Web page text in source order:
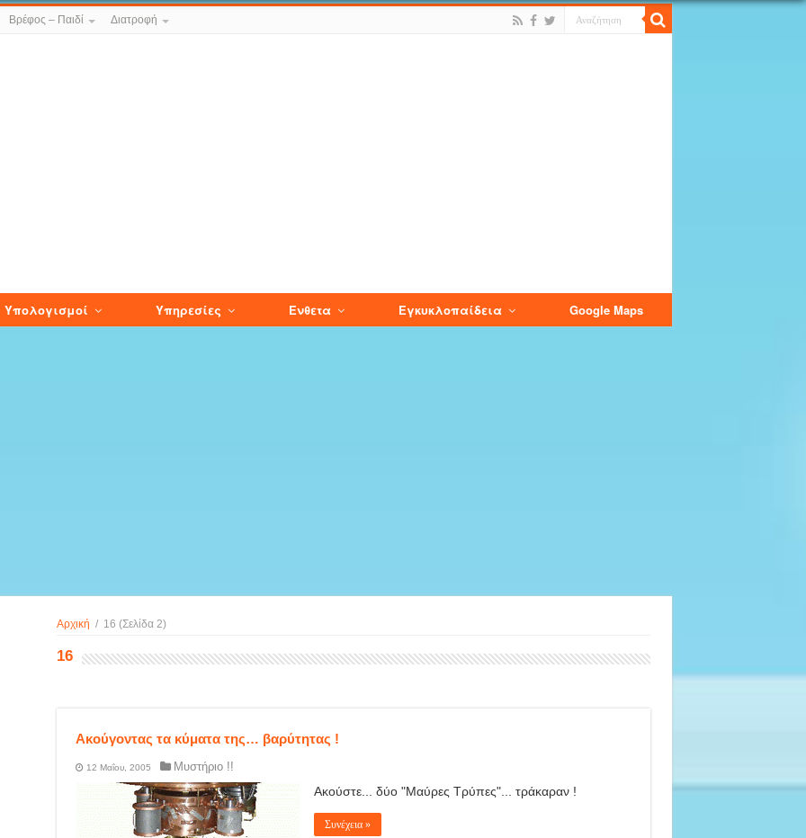
Βρέφος – Παιδί Διατροφή
Υπολογισμοί Υπηρεσίες Ενθετα Εγκυκλοπαίδεια Google Maps
Αρχική / 16 (Σελίδα 2)
16
Ακούγοντας τα κύματα της… βαρύτητας !
12 Μαΐου, 2005 Μυστήριο !!
Ακούστε... δύο "Μαύρες Τρύπες"... τράκαραν !
Συνέχεια »